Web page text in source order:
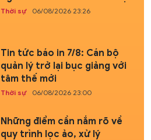
Thời sự 06/08/2026 23:26
Tin tức báo in 7/8: Cán bộ
quản lý trở lại bục giảng với
tâm thế mới
Thời sự 06/08/2026 23:00
Những điểm cần nắm rõ về
quy trình lọc ảo, xử lý